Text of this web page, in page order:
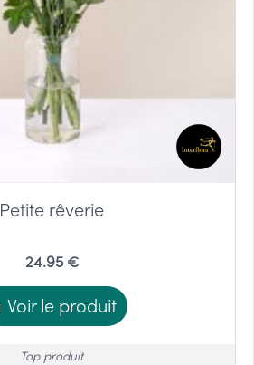
Petite rêverie
24.95 €
Voir le produit
Top produit